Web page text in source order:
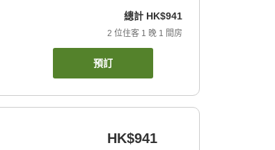
總計 HK$941
2 位住客 1 晚 1 間房
預訂
HK$941